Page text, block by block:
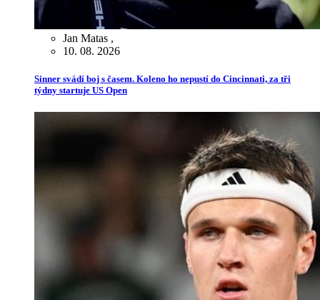
Jan Matas ,
10. 08. 2026
Sinner svádí boj s časem. Koleno ho nepustí do Cincinnati, za tři
týdny startuje US Open